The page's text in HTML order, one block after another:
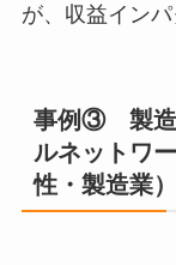
が、収益インパ
事例③ 製造
ルネットワ
性・製造業）